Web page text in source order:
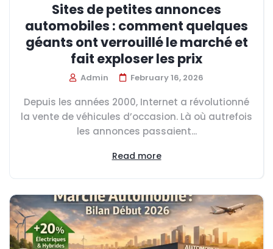
Sites de petites annonces
automobiles : comment quelques
géants ont verrouillé le marché et
fait exploser les prix
Admin February 16, 2026
Depuis les années 2000, Internet a révolutionné
la vente de véhicules d’occasion. Là où autrefois
les annonces passaient...
Read more